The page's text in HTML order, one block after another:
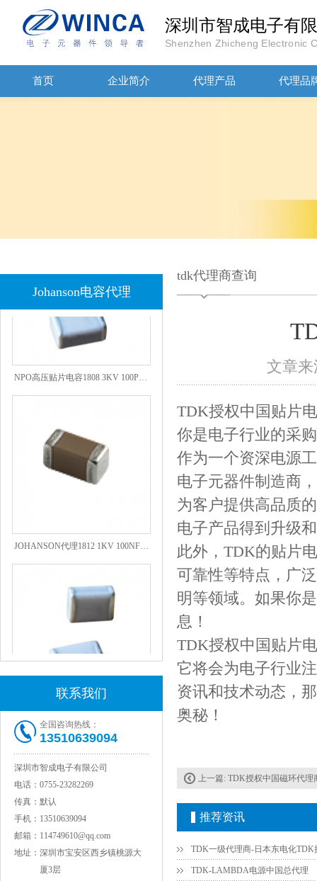
深圳市智成电子有
Shenzhen Zhicheng Electronic
首页 企业简介 代理产品 代理品
Johanson电容代理
1808 Y2 1NF安规贴片电容Johanson品牌
Johanson电容一级代理 正品现货
联系我们
全国咨询热线：
13510639094
深圳市智成电子有限公司
电话： 0755-23282269
传真： 默认
手机： 13510639094
邮箱： 114749610@qq.com
地址： 深圳市宝安区西乡镇桃源大
厦3层
tdk代理商查询
文章
TDK授权中国贴片
你是电子行业的采
作为一个资深电源
电子元器件制造商
为客户提供高品质
电子产品得到升级
此外，TDK的贴片
可靠性等特点，广
明等领域。如果你
息！
TDK授权中国贴片
它将会为电子行业
资讯和技术动态，
奥秘！
上一篇: TDK授权中国磁环代理
推荐资讯
TDK-LAMBDA电源中国总代理